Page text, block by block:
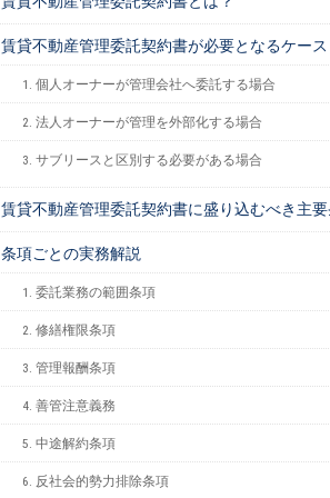
賃貸不動産管理委託契約書が必要となるケース
1. 個人オーナーが管理会社へ委託する場合
2. 法人オーナーが管理を外部化する場合
3. サブリースと区別する必要がある場合
賃貸不動産管理委託契約書に盛り込むべき主
条項ごとの実務解説
1. 委託業務の範囲条項
2. 修繕権限条項
3. 管理報酬条項
4. 善管注意義務
5. 中途解約条項
6. 反社会的勢力排除条項